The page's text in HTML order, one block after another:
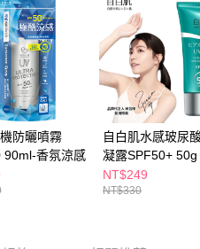
」之結帳頁面顯示為準，若有關於
關疑問，請聯繫「AFTEE先享後付
support/home
「AFTEE先享後付」服務完成之交
料，並將交易相關給付款項請求債
下網址：
人或監護人之同意方可使用
者引起之損失，本公司不負相關責
運費
運費
運費
防曬噴霧
90ml-香氛涼感
自白肌水感玻尿
凝露SPF50+ 50g
NT$249
NT$330